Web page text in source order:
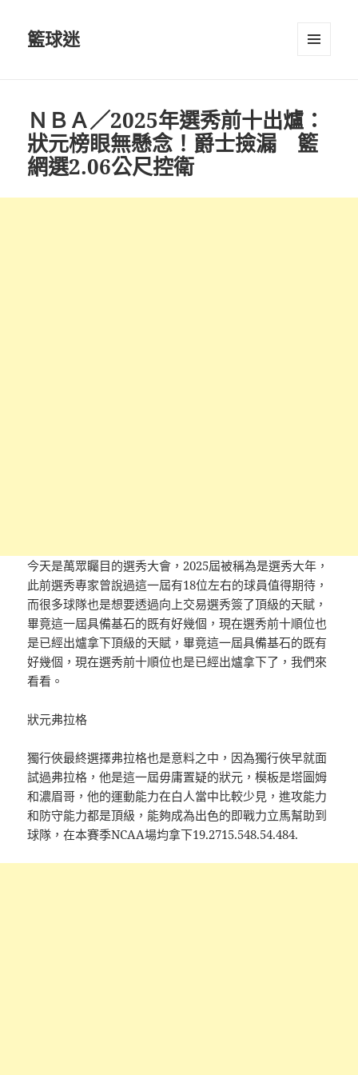
籃球迷
ＮＢＡ／2025年選秀前十出爐：
狀元榜眼無懸念！爵士撿漏 籃
網選2.06公尺控衛
今天是萬眾矚目的選秀大會，2025屆被稱為是選秀大年，
此前選秀專家曾說過這一屆有18位左右的球員值得期待，
而很多球隊也是想要透過向上交易選秀簽了頂級的天賦，
畢竟這一屆具備基石的既有好幾個，現在選秀前十順位也
是已經出爐拿下頂級的天賦，畢竟這一屆具備基石的既有
好幾個，現在選秀前十順位也是已經出爐拿下了，我們來
看看。
狀元弗拉格
獨行俠最終選擇弗拉格也是意料之中，因為獨行俠早就面
試過弗拉格，他是這一屆毋庸置疑的狀元，模板是塔圖姆
和濃眉哥，他的運動能力在白人當中比較少見，進攻能力
和防守能力都是頂級，能夠成為出色的即戰力立馬幫助到
球隊，在本賽季NCAA場均拿下19.2715.548.54.484.